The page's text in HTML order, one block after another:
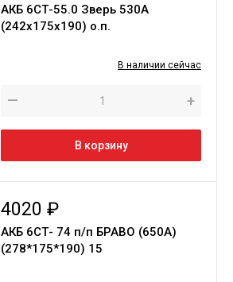
АКБ 6СТ-55.0 Зверь 530A
(242х175х190) о.п.
В наличии сейчас
— +
В корзину
4020 ₽
АКБ 6СТ- 74 п/п БРАВО (650А)
(278*175*190) 15